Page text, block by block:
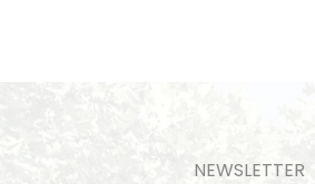
NEWSLETTER